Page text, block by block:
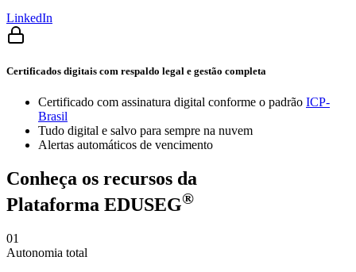
LinkedIn
Certificados digitais com respaldo legal e gestão completa
Certificado com assinatura digital conforme o padrão ICP-
Brasil
Tudo digital e salvo para sempre na nuvem
Alertas automáticos de vencimento
Conheça os recursos da
Plataforma EDUSEG®
01
Autonomia total